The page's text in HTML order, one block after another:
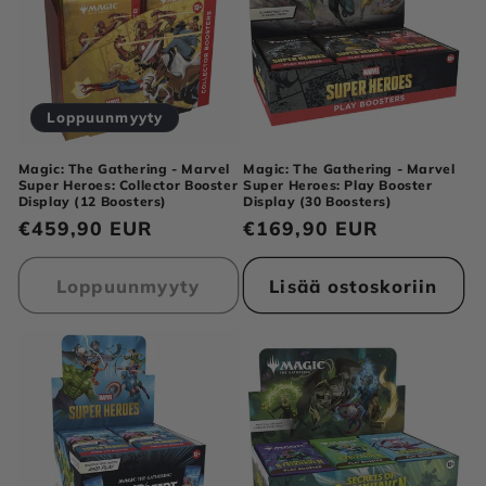
Loppuunmyyty
Magic: The Gathering - Marvel
Super Heroes: Collector Booster
Display (12 Boosters)
Normaalihinta
€459,90 EUR
Loppuunmyyty
Magic: The Gathering - Marvel
Super Heroes: Play Booster
Display (30 Boosters)
Normaalihinta
€169,90 EUR
Lisää ostoskoriin